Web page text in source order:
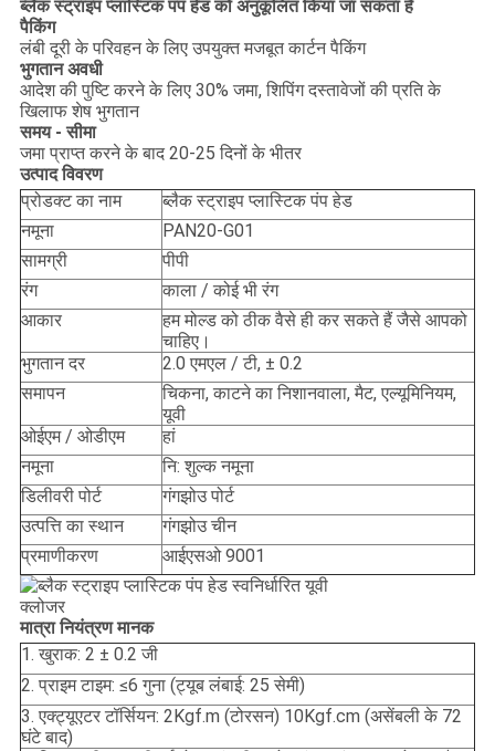
ब्लैक स्ट्राइप प्लास्टिक पंप हेड को अनुकूलित किया जा सकता है
पैकिंग
लंबी दूरी के परिवहन के लिए उपयुक्त मजबूत कार्टन पैकिंग
भुगतान अवधी
आदेश की पुष्टि करने के लिए 30% जमा, शिपिंग दस्तावेजों की प्रति के
खिलाफ शेष भुगतान
समय - सीमा
जमा प्राप्त करने के बाद 20-25 दिनों के भीतर
उत्पाद विवरण
प्रोडक्ट का नाम
ब्लैक स्ट्राइप प्लास्टिक पंप हेड
नमूना
PAN20-G01
सामग्री
पीपी
रंग
काला / कोई भी रंग
आकार
हम मोल्ड को ठीक वैसे ही कर सकते हैं जैसे आपको
चाहिए।
भुगतान दर
2.0 एमएल / टी, ± 0.2
समापन
चिकना, काटने का निशानवाला, मैट, एल्यूमिनियम,
यूवी
ओईएम / ओडीएम
हां
नमूना
नि: शुल्क नमूना
डिलीवरी पोर्ट
गंगझोउ पोर्ट
उत्पत्ति का स्थान
गंगझोउ चीन
प्रमाणीकरण
आईएसओ 9001
मात्रा नियंत्रण मानक
1. खुराक: 2 ± 0.2 जी
2. प्राइम टाइम: ≤6 गुना (ट्यूब लंबाई: 25 सेमी)
3. एक्ट्यूएटर टॉर्सियन: 2Kgf.m (टोरसन) 10Kgf.cm (असेंबली के 72
घंटे बाद)